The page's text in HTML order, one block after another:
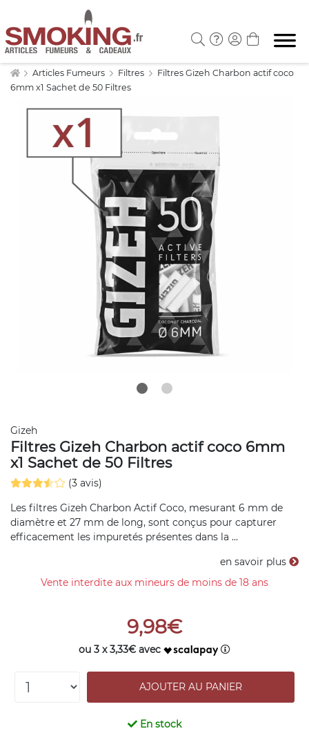
Articles Fumeurs Filtres
Filtres Gizeh Charbon actif coco
6mm x1 Sachet de 50 Filtres
Gizeh
Filtres Gizeh Charbon actif coco 6mm
x1 Sachet de 50 Filtres
(3 avis)
Les filtres Gizeh Charbon Actif Coco, mesurant 6 mm de
diamètre et 27 mm de long, sont conçus pour capturer
efficacement les impuretés présentes dans la ...
en savoir plus
Vente interdite aux mineurs de moins de 18 ans
9,98€
ou 3 x 3,33€ avec
En stock